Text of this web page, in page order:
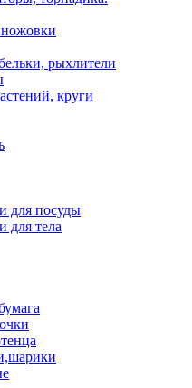
рыхлители
круги
для посуды
для тела